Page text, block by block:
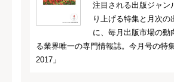
注目される出版ジャン
り上げる特集と月次の
に、毎月出版市場の動
る業界唯一の専門情報誌。今月号の特
2017」